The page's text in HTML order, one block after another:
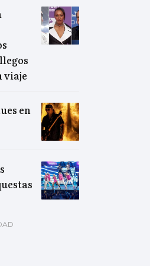
viaje
en